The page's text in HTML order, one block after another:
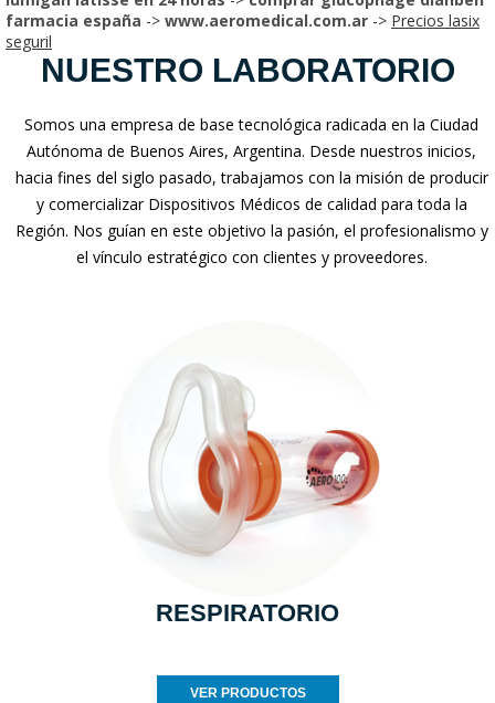
farmacia españa -> www.aeromedical.com.ar -> Precios lasix
seguril
NUESTRO LABORATORIO
Somos una empresa de base tecnológica radicada en la Ciudad
Autónoma de Buenos Aires, Argentina. Desde nuestros inicios,
hacia fines del siglo pasado, trabajamos con la misión de producir
y comercializar Dispositivos Médicos de calidad para toda la
Región. Nos guían en este objetivo la pasión, el profesionalismo y
el vínculo estratégico con clientes y proveedores.
RESPIRATORIO
VER PRODUCTOS